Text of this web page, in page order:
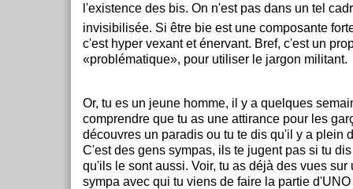
l'existence des bis. On n'est pas dans un tel
invisibilisée. Si être bie est une composante
c'est hyper vexant et énervant. Bref, c'est un
«problématique», pour utiliser le jargon militant.
Or, tu es un jeune homme, il y a quelques
comprendre que tu as une attirance pour les
découvres un paradis ou tu te dis qu'il y a plein
C'est des gens sympas, ils te jugent pas si tu
qu'ils le sont aussi. Voir, tu as déjà des vues sur
sympa avec qui tu viens de faire la partie